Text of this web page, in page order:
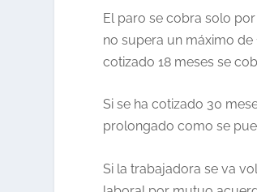
El paro se cobra solo
no supera un máximo de
cotizado 18 meses se
Si se ha cotizado 30
prolongado como se
Si la trabajadora se va